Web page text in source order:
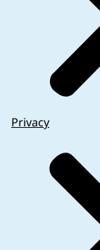
Privacy